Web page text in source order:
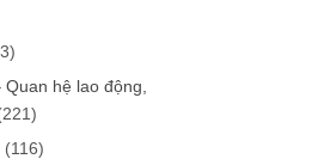
hệ lao động,
(116)